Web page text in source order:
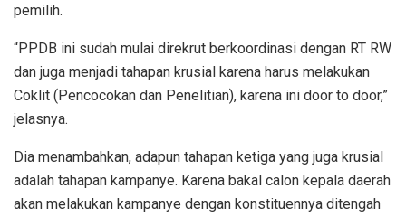
pemilih.
“PPDB ini sudah mulai direkrut berkoordinasi dengan RT RW
dan juga menjadi tahapan krusial karena harus melakukan
Coklit (Pencocokan dan Penelitian), karena ini door to door,”
jelasnya.
Dia menambahkan, adapun tahapan ketiga yang juga krusial
adalah tahapan kampanye. Karena bakal calon kepala daerah
akan melakukan kampanye dengan konstituennya ditengah